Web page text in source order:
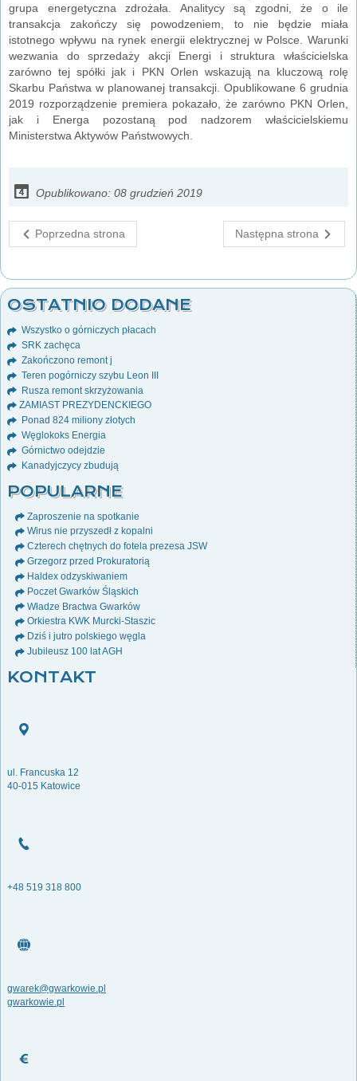
grupa energetyczna zdrożała. Analitycy są zgodni, że o ile
transakcja zakończy się powodzeniem, to nie będzie miała
istotnego wpływu na rynek energii elektrycznej w Polsce. Warunki
wezwania do sprzedaży akcji Energi i struktura właścicielska
zarówno tej spółki jak i PKN Orlen wskazują na kluczową rolę
Skarbu Państwa w planowanej transakcji. Opublikowane 6 grudnia
2019 rozporządzenie premiera pokazało, że zarówno PKN Orlen,
jak i Energa pozostaną pod nadzorem właścicielskiemu
Ministerstwa Aktywów Państwowych.
Opublikowano: 08 grudzień 2019
Poprzedna strona Następna strona
OSTATNIO DODANE
Wszystko o górniczych płacach
SRK zachęca
Zakończono remont j
Teren pogórniczy szybu Leon III
Rusza remont skrzyżowania
ZAMIAST PREZYDENCKIEGO
Ponad 824 miliony złotych
Węglokoks Energia
Górnictwo odejdzie
Kanadyjczycy zbudują
POPULARNE
Zaproszenie na spotkanie
Wirus nie przyszedł z kopalni
Czterech chętnych do fotela prezesa JSW
Grzegorz przed Prokuratorią
Haldex odzyskiwaniem
Poczet Gwarków Śląskich
Władze Bractwa Gwarków
Orkiestra KWK Murcki-Staszic
Dziś i jutro polskiego węgla
Jubileusz 100 lat AGH
KONTAKT
ul. Francuska 12
40-015 Katowice
+48 519 318 800
gwarek@gwarkowie.pl
gwarkowie.pl